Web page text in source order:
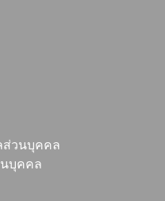
ส่วนบุคคล
บุคคล